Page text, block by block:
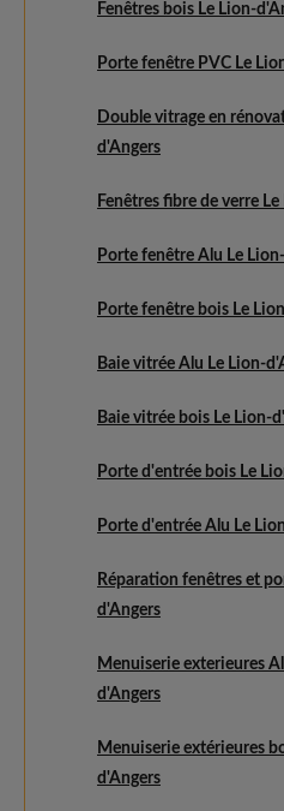
Fenêtres bois Le Lion-
Porte fenêtre PVC Le
Double vitrage en
d'Angers
Fenêtres fibre de verre
Porte fenêtre Alu Le
Porte fenêtre bois Le
Baie vitrée Alu Le Lion-
Baie vitrée bois Le Lion-
Porte d'entrée bois Le
Porte d'entrée Alu Le
Réparation fenêtres et
d'Angers
Menuiserie exterieures
d'Angers
Menuiserie extérieures
d'Angers